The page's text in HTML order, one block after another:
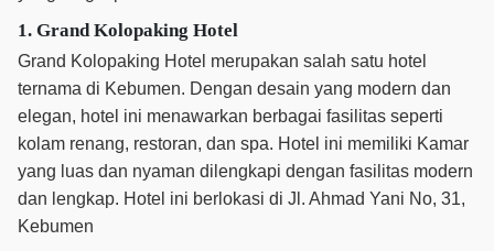
1. Grand Kolopaking Hotel
Grand Kolopaking Hotel merupakan salah satu hotel
ternama di Kebumen. Dengan desain yang modern dan
elegan, hotel ini menawarkan berbagai fasilitas seperti
kolam renang, restoran, dan spa. Hotel ini memiliki Kamar
yang luas dan nyaman dilengkapi dengan fasilitas modern
dan lengkap. Hotel ini berlokasi di Jl. Ahmad Yani No, 31,
Kebumen